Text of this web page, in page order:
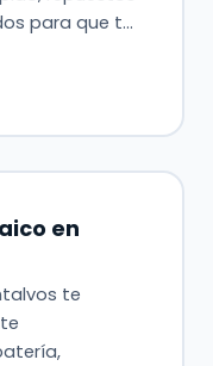
para que t…
en
te